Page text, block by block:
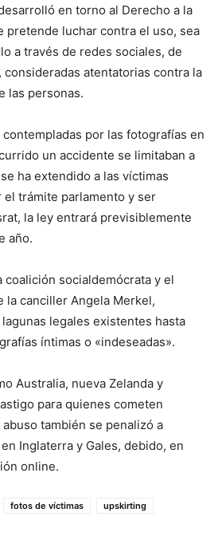
en torno al Derecho a la
pretende luchar contra el uso, sea
a través de redes sociales, de
atentatorias contra la
las personas.
contempladas por las fotografías en
un accidente se limitaban a
ha extendido a las víctimas
el trámite parlamento y ser
la ley entrará previsiblemente
año.
coalición socialdemócrata y el
la canciller Angela Merkel,
legales existentes hasta
íntimas o «indeseadas».
Australia, nueva Zelanda y
para quienes cometen
también se penalizó a
Inglaterra y Gales, debido, en
online.
fotos de víctimas upskirting